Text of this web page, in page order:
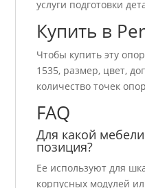
услуги подготовки
Купить в
Чтобы купить эту
1535, размер, цвет,
количество точек
FAQ
Для какой
позиция?
Ее используют для
корпусных модулей